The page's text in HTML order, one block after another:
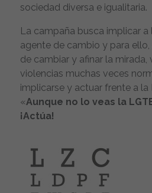
sociedad diversa e igualitaria.
La campaña busca implicar
agente de cambio y para
de cambiar y afinar la mirada,
violencias muchas veces
implicarse y actuar frente a la
«Aunque no lo veas la
¡Actúa!